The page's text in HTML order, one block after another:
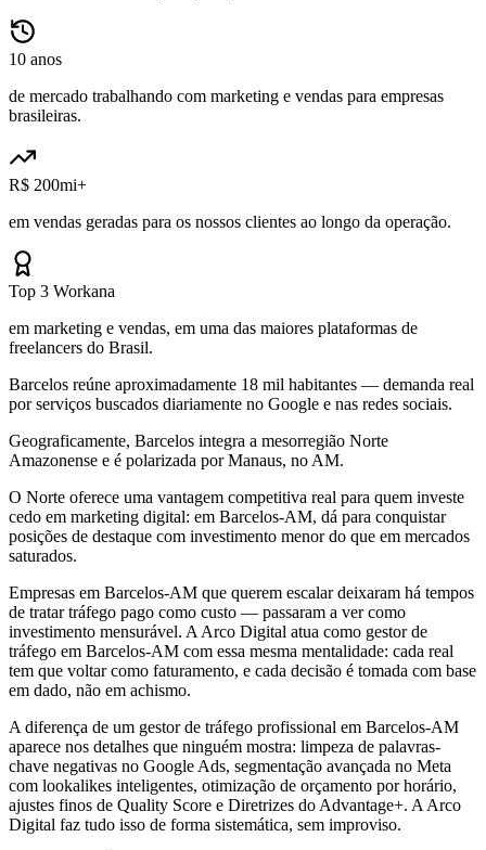
10 anos
de mercado trabalhando com marketing e vendas para empresas
brasileiras.
R$ 200mi+
em vendas geradas para os nossos clientes ao longo da operação.
Top 3 Workana
em marketing e vendas, em uma das maiores plataformas de
freelancers do Brasil.
Barcelos reúne aproximadamente 18 mil habitantes — demanda real
por serviços buscados diariamente no Google e nas redes sociais.
Geograficamente, Barcelos integra a mesorregião Norte
Amazonense e é polarizada por Manaus, no AM.
O Norte oferece uma vantagem competitiva real para quem investe
cedo em marketing digital: em Barcelos-AM, dá para conquistar
posições de destaque com investimento menor do que em mercados
saturados.
Empresas em Barcelos-AM que querem escalar deixaram há tempos
de tratar tráfego pago como custo — passaram a ver como
investimento mensurável. A Arco Digital atua como gestor de
tráfego em Barcelos-AM com essa mesma mentalidade: cada real
tem que voltar como faturamento, e cada decisão é tomada com base
em dado, não em achismo.
A diferença de um gestor de tráfego profissional em Barcelos-AM
aparece nos detalhes que ninguém mostra: limpeza de palavras-
chave negativas no Google Ads, segmentação avançada no Meta
com lookalikes inteligentes, otimização de orçamento por horário,
ajustes finos de Quality Score e Diretrizes do Advantage+. A Arco
Digital faz tudo isso de forma sistemática, sem improviso.